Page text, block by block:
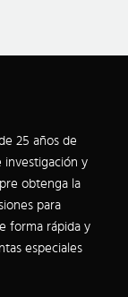
25 años de
investigación y
obtenga la
para
forma rápida y
especiales